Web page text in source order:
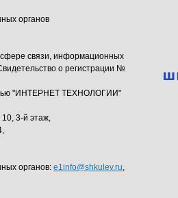
органов
связи, информационных
о регистрации №
"ИНТЕРНЕТ ТЕХНОЛОГИИ"
3-й этаж,
органов: e1info@shkulev.ru,